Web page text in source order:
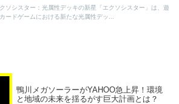
ソシスター：光属性デッキの新星「エクソシスター」は、遊
ードゲームにおける新たな光属性デッ...
鴨川メガソーラーがYAHOO急上昇！環境
と地域の未来を揺るがす巨大計画とは？